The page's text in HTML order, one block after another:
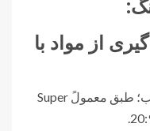
از مواد با
صفحه‌ نمایش با کیفیت و اندازه مناسب؛ طبق معمولً Super